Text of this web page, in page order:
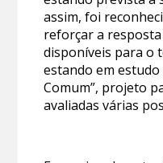
assim, foi
reforçar a
disponíveis para o
estando em estudo
Comum”, projeto
avaliadas várias